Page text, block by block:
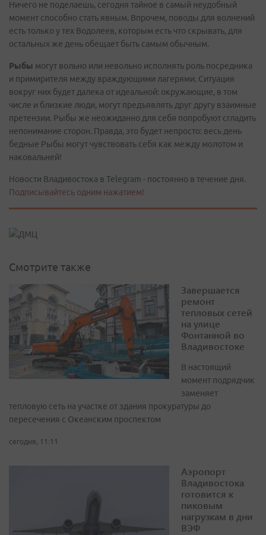
Ничего не поделаешь, сегодня тайное в самый неудобный
момент способно стать явным. Впрочем, поводы для волнений
есть только у тех Водолеев, которым есть что скрывать, для
остальных же день обещает быть самым обычным.
Рыбы могут вольно или невольно исполнять роль посредника
и примирителя между враждующими лагерями. Ситуация
вокруг них будет далека от идеальной: окружающие, в том
числе и близкие люди, могут предъявлять друг другу взаимные
претензии. Рыбы же неожиданно для себя попробуют сгладить
непонимание сторон. Правда, это будет непросто: весь день
бедные Рыбы могут чувствовать себя как между молотом и
наковальней!
Новости Владивостока в Telegram - постоянно в течение дня.
Подписывайтесь одним нажатием!
Смотрите также
Завершается
ремонт
тепловых сетей
на улице
Фонтанной во
Владивостоке
В настоящий
момент подрядчик
заменяет
тепловую сеть на участке от здания прокуратуры до
пересечения с Океанским проспектом
сегодня, 11:11
Аэропорт
Владивостока
готовится к
пиковым
нагрузкам в дни
ВЭФ